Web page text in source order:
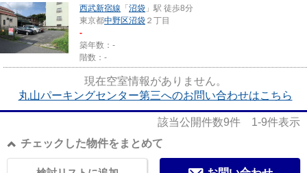
西武新宿線 「 沼袋 」駅 徒歩8分
東京都中野区沼袋 ２丁目
-
築年数：-
階数：-
現在空室情報がありません。
丸山パーキングセンター第三へのお問い合わせはこちら
該当公開件数9件 1-9件表示
チェックした物件をまとめて